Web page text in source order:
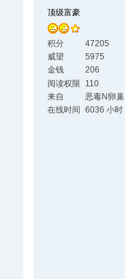
顶级富豪
积分
47205
威望
5975
金钱
206
阅读权限
110
来自
恶毒N卵巢
在线时间
6036 小时